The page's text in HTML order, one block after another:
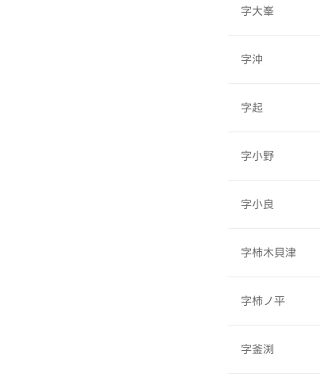
字大峯
字沖
字起
字小野
字小良
字柿木貝津
字柿ノ平
字釜渕